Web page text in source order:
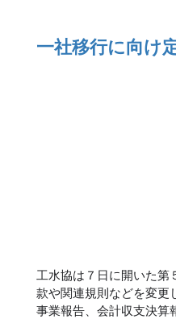
一社移行に向け
工水協は７日に開いた
款や関連規則などを変更
事業報告、会計収支決算